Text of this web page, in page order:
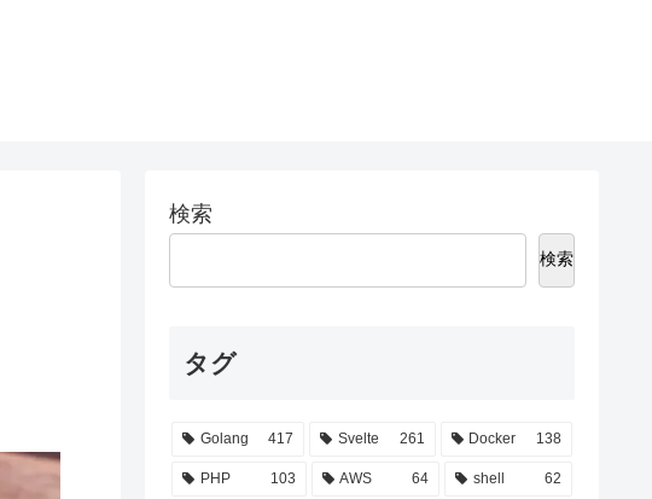
検索
検索
タグ
Golang 417 Svelte 261 Docker 138
PHP 103 AWS 64 shell 62